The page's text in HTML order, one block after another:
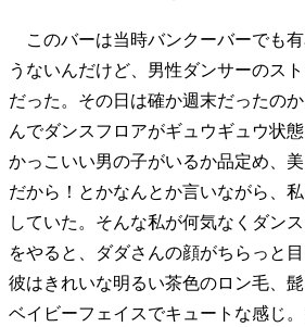
このバーは当時バンクーバーでも
うないんだけど、男性ダンサーのス
だった。その日は確か週末だったの
んでダンスフロアがギュウギュウ状
かっこいい男の子がいるか品定め、
だから！とかなんとか言いながら、
していた。そんな私が何気なくダン
をやると、ダダさんの顔がちらっと
彼はきれいな明るい茶色のロン毛、髭
ベイビーフェイスでキュートな感じ